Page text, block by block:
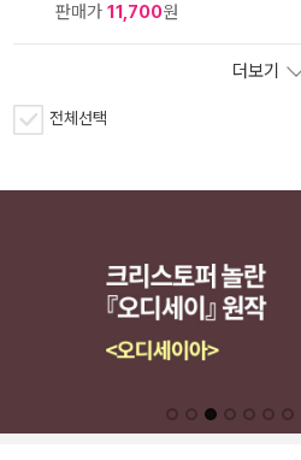
판매가 11,700원
더보기
전체선택